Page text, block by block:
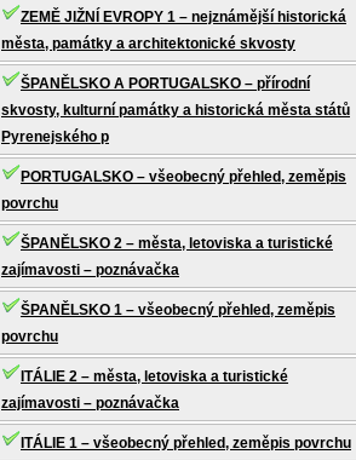
ZEMĚ JIŽNÍ EVROPY 1 – nejznámější historická
města, památky a architektonické skvosty
ŠPANĚLSKO A PORTUGALSKO – přírodní
skvosty, kulturní památky a historická města států
Pyrenejského p
PORTUGALSKO – všeobecný přehled, zeměpis
povrchu
ŠPANĚLSKO 2 – města, letoviska a turistické
zajímavosti – poznávačka
ŠPANĚLSKO 1 – všeobecný přehled, zeměpis
povrchu
ITÁLIE 2 – města, letoviska a turistické
zajímavosti – poznávačka
ITÁLIE 1 – všeobecný přehled, zeměpis povrchu